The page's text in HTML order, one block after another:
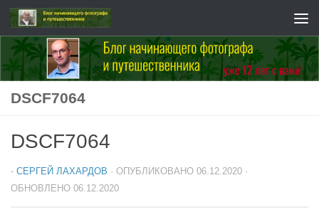
Перейти к содержимому
DSCF7064
DSCF7064
- СЕРГЕЙ ЛАХАРДОВ · ОПУБЛИКОВАНО 06.12.2020 ·
ОБНОВЛЕНО 06.12.2020